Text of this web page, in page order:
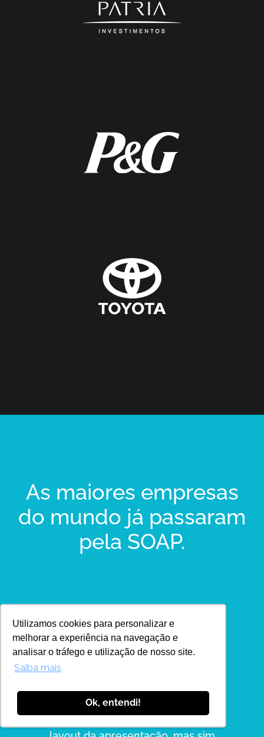
Utilizamos cookies para personalizar e
melhorar a experiência na navegação e
analisar o tráfego e utilização de nosso site.
Saiba mais
Ok, entendi!
As maiores empresas
do mundo já passaram
pela SOAP.
"A SOAP não é somente sobre fazer o